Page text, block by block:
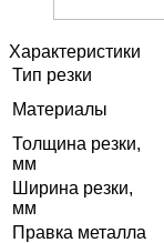
Характеристики
Тип резки
Материалы
Толщина резки,
мм
Ширина резки,
мм
Правка металла